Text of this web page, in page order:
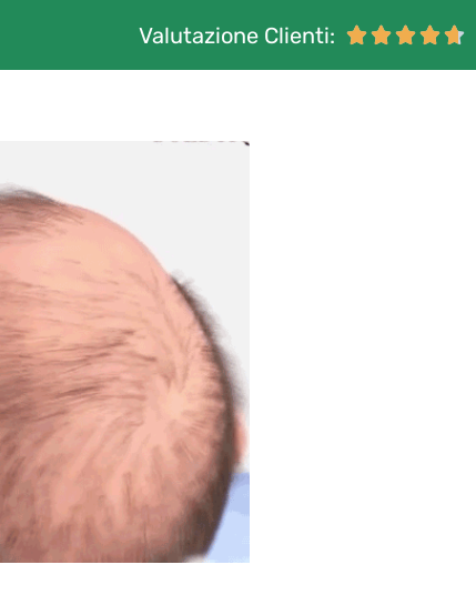
Valutazione Clienti: 